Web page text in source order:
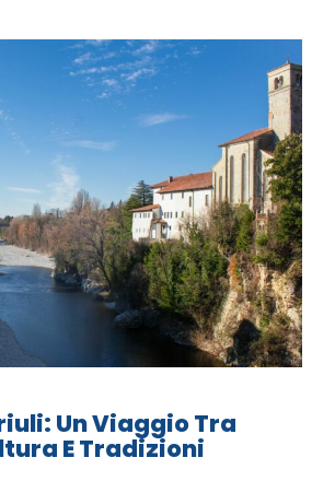
Un Viaggio Tra
E Tradizioni